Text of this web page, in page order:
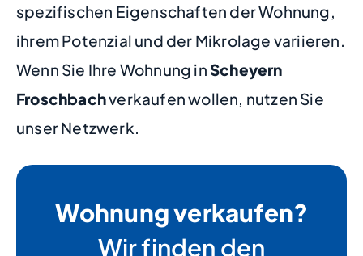
spezifischen Eigenschaften der Wohnung,
ihrem Potenzial und der Mikrolage variieren.
Wenn Sie Ihre Wohnung inScheyern
Froschbachverkaufen wollen, nutzen Sie
unser Netzwerk.
Wohnung verkaufen?
Wir finden den